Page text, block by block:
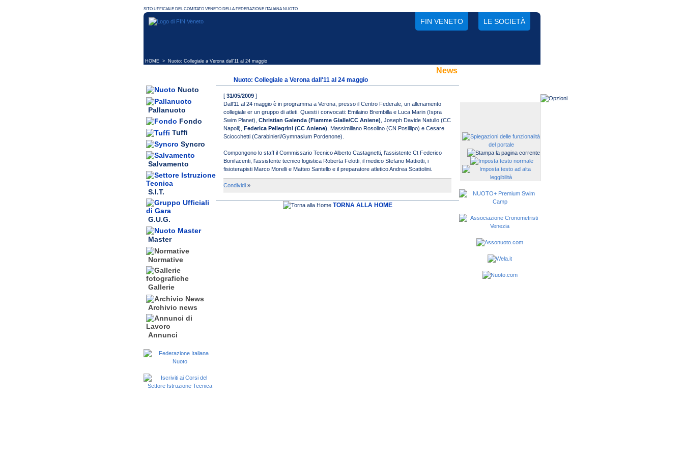
FIN VENETO LE SOCIETÀ
HOME > Nuoto: Collegiale a Verona dall'11 al 24 maggio
Nuoto
Pallanuoto
Fondo
Tuffi
Syncro
Salvamento
S.I.T.
G.U.G.
Master
Normative
Gallerie
Archivio news
Annunci
News
Nuoto: Collegiale a Verona dall'11 al 24 maggio
[ 31/05/2009 ]
Dall'11 al 24 maggio è in programma a Verona, presso il Centro Federale, un allenamento
collegiale er un gruppo di atleti. Questi i convocati: Emilaino Brembilla e Luca Marin (Ispra
Swim Planet), Christian Galenda (Fiamme Gialle/CC Aniene) , Joseph Davide Natullo (CC
Napoli), Federica Pellegrini (CC Aniene) , Massimiliano Rosolino (CN Posillipo) e Cesare
Sciocchetti (Carabinieri/Gymnasium Pordenone).
Compongono lo staff il Commissario Tecnico Alberto Castagnetti, l'assistente Ct Federico
Bonifacenti, l'assistente tecnico logistica Roberta Felotti, il medico Stefano Mattiotti, i
fisioterapisti Marco Morelli e Matteo Santello e il preparatore atletico Andrea Scattolini.
Condividi »
TORNA ALLA HOME